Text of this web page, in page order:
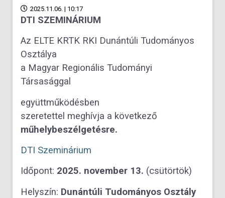
2025.11.06. | 10:17
DTI SZEMINÁRIUM
Az ELTE KRTK RKI Dunántúli Tudományos
Osztálya
a Magyar Regionális Tudományi
Társasággal
együttműködésben
szeretettel meghívja a következő
műhelybeszélgetésre.
DTI Szeminárium
Időpont: 2025. november 13. (csütörtök)
Helyszín: Dunántúli Tudományos Osztály